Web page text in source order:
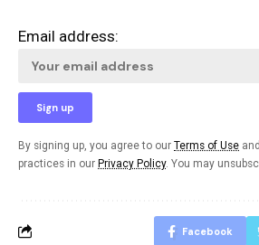
Email address:
By signing up, you agree to our Terms of Use
practices in our Privacy Policy. You may
Facebook